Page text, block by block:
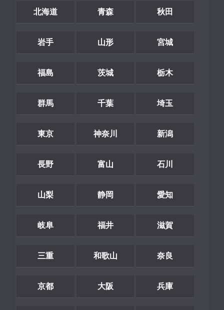
北海道 青森 秋田
岩手 山形 宮城
福島 茨城 栃木
群馬 千葉 埼玉
東京 神奈川 新潟
長野 富山 石川
山梨 静岡 愛知
岐阜 福井 滋賀
三重 和歌山 奈良
京都 大阪 兵庫